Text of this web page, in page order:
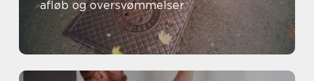
afløb og oversvømmelser